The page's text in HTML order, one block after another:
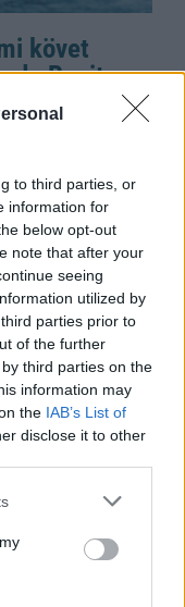
to third parties, or
information for
below opt-out
note that after your
seeing
utilized by
parties prior to
of the further
third parties on the
information may
the IAB’s List of
disclose it to other
követ
Benit
amely
szeretnének